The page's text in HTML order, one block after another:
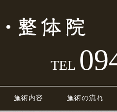
施術内容 施術の流れ
TEL